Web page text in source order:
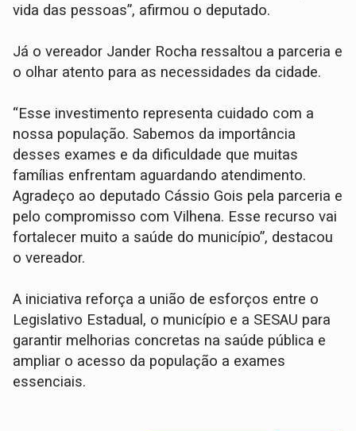
vida das pessoas”, afirmou o deputado.
Já o vereador Jander Rocha ressaltou a parceria e
o olhar atento para as necessidades da cidade.
“Esse investimento representa cuidado com a
nossa população. Sabemos da importância
desses exames e da dificuldade que muitas
famílias enfrentam aguardando atendimento.
Agradeço ao deputado Cássio Gois pela parceria e
pelo compromisso com Vilhena. Esse recurso vai
fortalecer muito a saúde do município”, destacou
o vereador.
A iniciativa reforça a união de esforços entre o
Legislativo Estadual, o município e a SESAU para
garantir melhorias concretas na saúde pública e
ampliar o acesso da população a exames
essenciais.